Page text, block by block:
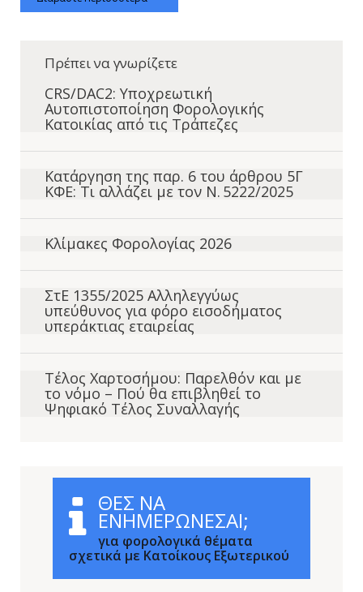
Πρέπει να γνωρίζετε
CRS/DAC2: Υποχρεωτική
Αυτοπιστοποίηση Φορολογικής
Κατοικίας από τις Τράπεζες
Κατάργηση της παρ. 6 του άρθρου 5Γ
ΚΦΕ: Τι αλλάζει με τον Ν. 5222/2025
Κλίμακες Φορολογίας 2026
ΣτΕ 1355/2025 Αλληλεγγύως
υπεύθυνος για φόρο εισοδήματος
υπεράκτιας εταιρείας
Τέλος Χαρτοσήμου: Παρελθόν και με
το νόμο – Πού θα επιβληθεί το
Ψηφιακό Τέλος Συναλλαγής
ΘΕΣ ΝΑ
ΕΝΗΜΕΡΩΝΕΣΑΙ;
για φορολογικά θέματα
σχετικά με Κατοίκους Εξωτερικού